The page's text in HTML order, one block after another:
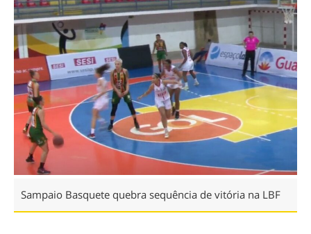
Sampaio Basquete quebra sequência de vitória na LBF